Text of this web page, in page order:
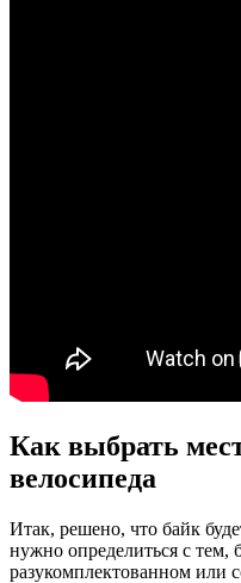
Как выбрать
велосипеда
Итак, решено, что байк
нужно определиться с тем,
разукомплектованном или